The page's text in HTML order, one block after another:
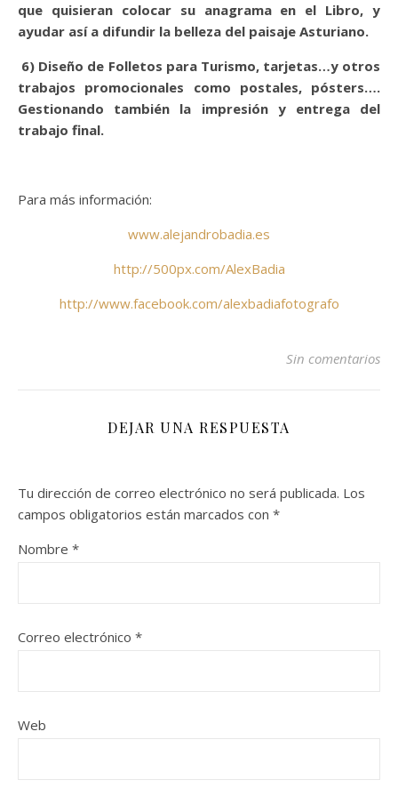
que quisieran colocar su anagrama en el Libro, y
ayudar así a difundir la belleza del paisaje Asturiano.
6) Diseño de Folletos para Turismo, tarjetas…y otros
trabajos promocionales como postales, pósters….
Gestionando también la impresión y entrega del
trabajo final.
Para más información:
www.alejandrobadia.es
http://500px.com/AlexBadia
http://www.facebook.com/alexbadiafotografo
Sin comentarios
DEJAR UNA RESPUESTA
Tu dirección de correo electrónico no será publicada. Los
campos obligatorios están marcados con *
Nombre *
Correo electrónico *
Web